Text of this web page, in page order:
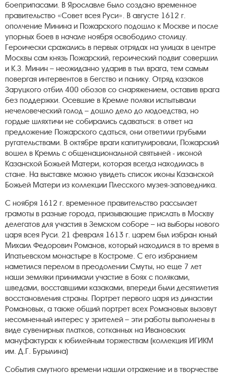
боеприпасами. В Ярославле было создано временное
правительство «Совет всея Руси». В августе 1612 г.
ополчение Минина и Пожарского подошло к Москве и после
упорных боев в начале ноября освободило столицу.
Героически сражались в первых отрядах на улицах в центре
Москвы сам князь Пожарский, героический подвиг совершил
и К.З. Минин – неожиданно ударив в тыл врага, тем самым
повергая интервентов в бегство и панику. Отряд казаков
Заруцкого отбил 400 обозов со снаряжением, оставив врага
без поддержки. Осевшие в Кремле поляки испытывали
нечеловеческий голод – дошло дело до людоедства, но
гордые шляхтичи не собирались сдаваться: в ответ на
предложение Пожарского сдаться, они ответили грубыми
ругательствами. В октябре враги капитулировали, Пожарский
вошел в Кремль с общенациональной святыней - иконой
Казанской Божьей Матери, которая всегда находилась в
стане. На выставке можно увидеть список иконы Казанской
Божьей Матери из коллекции Плесского музея-заповедника.
С ноября 1612 г. временное правительство рассылает
грамоты в разные города, призывающие прислать в Москву
делегатов для участия в Земском соборе – на выборы нового
царя всея Руси. 21 февраля 1613 г. царем был избран юный
Михаил Федорович Романов, который находился в то время в
Ипатьевском монастыре в Костроме. С его избранием
наметился перелом в преодолении Смуты, но еще 7 лет
наши земляки принимали участие в боях с поляками,
шведами, восставшими казаками, впереди были десятилетия
восстановления страны. Портрет первого царя из династии
Романовых, а также общий портрет всех Романовых вызовут
несомненный интерес у зрителей – эти работы выполнены в
виде сувенирных платков, сотканных на Ивановских
мануфактурах к юбилейным торжествам (коллекция ИГИКМ
им. Д.Г. Бурылина)
События смутного времени нашли отражение и в творчестве